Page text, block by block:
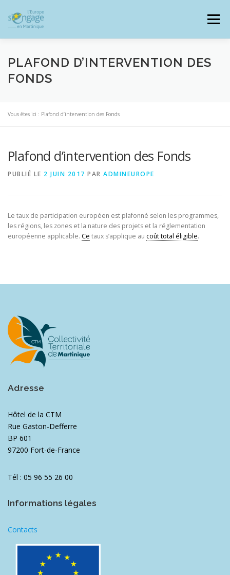
contenu
Menu
RESSOURCES DOCUMENTAIRES ZOOM EUROPE
SIGNALER UNE FRAUDE
PLAFOND D’INTERVENTION DES
FONDS
Vous êtes ici : Plafond d’intervention des Fonds
Plafond d’intervention des Fonds
PUBLIÉ LE 2 JUIN 2017 PAR ADMINEUROPE
Le taux de participation européen est plafonné selon les programmes,
les régions, les zones et la nature des projets et la réglementation
européenne applicable. Ce taux s’applique au coût total éligible.
Adresse
Hôtel de la CTM
Rue Gaston-Defferre
BP 601
97200 Fort-de-France
Tél : 05 96 55 26 00
Informations légales
Contacts